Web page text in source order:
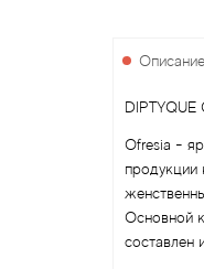
Описание
DIPTYQUE
Ofresia -
продукции
Основной
составлен